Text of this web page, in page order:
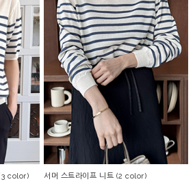
color)
서머 스트라이프 니트 (2 color)